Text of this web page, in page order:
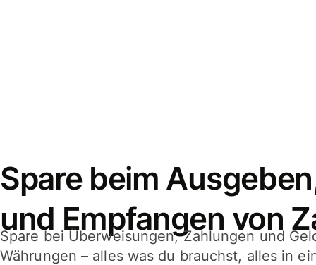
Spare beim
und Empfangen von
Spare bei Überweisungen, Zahlungen und
Währungen – alles was du brauchst, alles in